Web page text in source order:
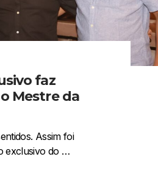
faz
Mestre da
Assim foi
exclusivo do …